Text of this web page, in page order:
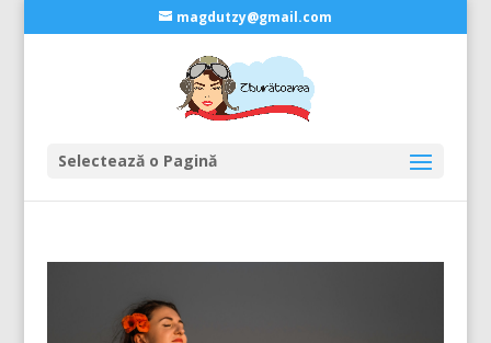
magdutzy@gmail.com
Selectează o Pagină